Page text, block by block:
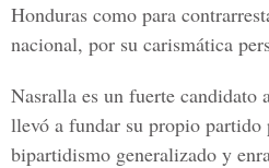
Honduras como para
nacional, por su carismática
Nasralla es un fuerte candidato
llevó a fundar su propio
bipartidismo generalizado y